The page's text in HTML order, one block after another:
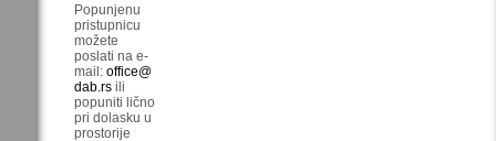
Popunjenu
pristupnicu
možete
poslati na e-
mail: office@
dab.rs ili
popuniti lično
pri dolasku u
prostorije